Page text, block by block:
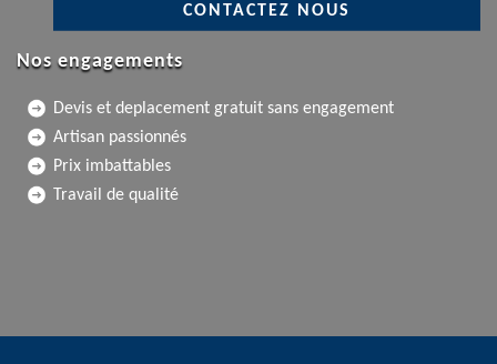
CONTACTEZ NOUS
Nos engagements
Devis et deplacement gratuit sans engagement
Artisan passionnés
Prix imbattables
Travail de qualité